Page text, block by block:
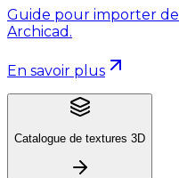
Guide pour importer
Archicad.
En savoir plus
Catalogue de textures 3D